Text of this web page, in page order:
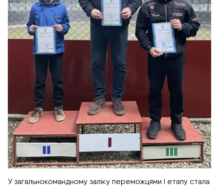
У загальнокомандному заліку переможцями I етапу стала